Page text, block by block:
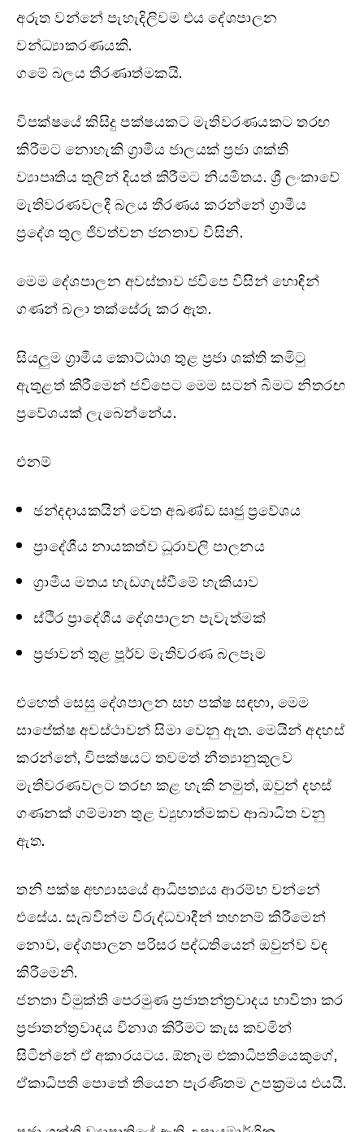
අරුත වන්නේ පැහැදිලිවම එය දේශපාලන
වන්ධ්‍යාකරණයකි.
ගමේ බලය තීරණාත්මකයි.
විපක්ෂයේ කිසිදු පක්ෂයකට මැතිවරණයකට තරඟ
කිරීමට නොහැකි ග්‍රාමීය ජාලයක් ප්‍රජා ශක්ති
ව්‍යාපෘතිය තුලින් දියත් කිරීමට නියමිතය. ශ්‍රී ලංකාවේ
මැතිවරණවලදී බලය තීරණය කරන්නේ ග්‍රාමීය
ප්‍රදේශ තුල ජිවත්වන ජනතාව විසිනි.
මෙම දේශපාලන අවස්තාව ජවිපෙ විසින් හොඳින්
ගණන් බලා තක්සේරු කර ඇත.
සියලුම ග්‍රාමීය කොට්ඨාශ තුළ ප්‍රජා ශක්ති කමිටු
ඇතුළත් කිරීමෙන් ජවිපෙට මෙම සටන් බිමට නිතරඟ
ප්‍රවේශයක් ලැබෙන්නේය.
එනම්
ඡන්දදායකයින් වෙත අඛණ්ඩ සෘජු ප්‍රවේශය
ප්‍රාදේශීය නායකත්ව ධූරාවලි පාලනය
ග්‍රාමීය මතය හැඩගැස්වීමේ හැකියාව
ස්ථිර ප්‍රාදේශීය දේශපාලන පැවැත්මක්
ප්‍රජාවන් තුළ පූර්ව මැතිවරණ බලපෑම
එහෙත් සෙසු දේශපාලන සහ පක්ෂ සඳහා, මෙම
සාපේක්ෂ අවස්ථාවන් සිමා වෙනු ඇත. මෙයින් අදහස්
කරන්නේ, විපක්ෂයට තවමත් නීත්‍යානුකූලව
මැතිවරණවලට තරඟ කළ හැකි නමුත්, ඔවුන් දහස්
ගණනක් ගම්මාන තුළ ව්‍යුහාත්මකව ආබාධිත වනු
ඇත.
තනි පක්ෂ අභ්‍යාසයේ ආධිපත්‍යය ආරම්භ වන්නේ
එසේය. සැබවින්ම විරුද්ධවාදීන් තහනම් කිරීමෙන්
නොව, දේශපාලන පරිසර පද්ධතියෙන් ඔවුන්ව වඳ
කිරීමෙනි.
ජනතා විමුක්ති පෙරමුණ ප්‍රජාතන්ත්‍රවාදය භාවිතා කර
ප්‍රජාතන්ත්‍රවාදය විනාශ කිරීමට කැස කවමින්
සිටින්නේ ඒ අකාරයටය. ඕනෑම එකාධිපතියෙකුගේ,
ඒකාධිපති පොතේ තියෙන පැරණිතම උපක්‍රමය එයයි.